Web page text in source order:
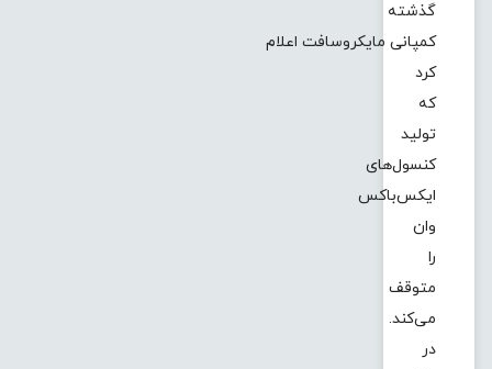
گذشته
کمپانی مایکروسافت اعلام
کرد
که
تولید
کنسول‌های
ایکس‌باکس
وان
را
متوقف
می‌کند.
در